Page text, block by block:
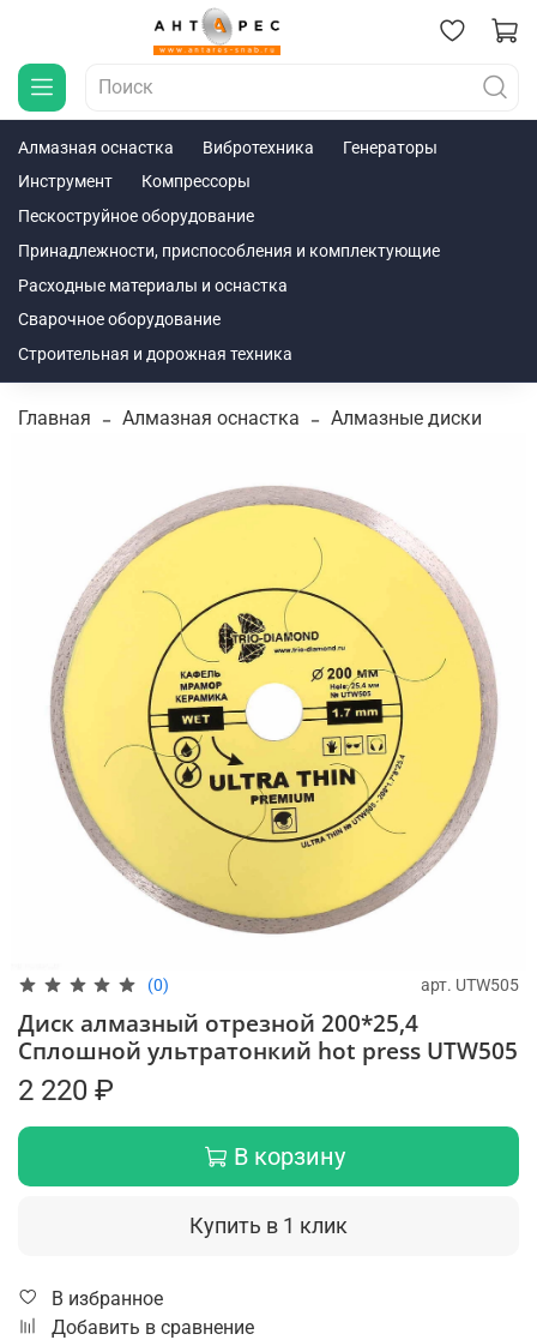
Алмазная оснастка Вибротехника
Генераторы
Инструмент
Компрессоры
Пескоструйное оборудование
Принадлежности, приспособления и комплектующие
Расходные материалы и оснастка
Сварочное оборудование
Строительная и дорожная техника
Главная Алмазная оснастка Алмазные диски
(0) арт. UTW505
Диск алмазный отрезной 200*25,4
Сплошной ультратонкий hot press UTW505
2 220 ₽
В корзину
Купить в 1 клик
В избранное
Добавить в сравнение